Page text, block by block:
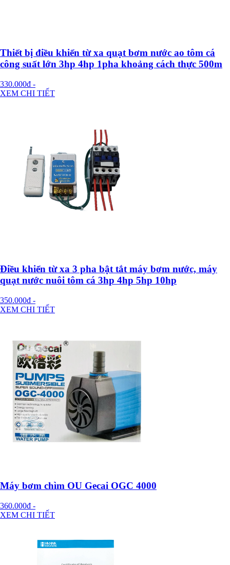
Thiết bị điều khiển từ xa quạt bơm nước ao tôm cá
công suất lớn 3hp 4hp 1pha khoảng cách thực 500m
330.000đ -
XEM CHI TIẾT
Điều khiển từ xa 3 pha bật tắt máy bơm nước, máy
quạt nước nuôi tôm cá 3hp 4hp 5hp 10hp
350.000đ -
XEM CHI TIẾT
Máy bơm chìm OU Gecai OGC 4000
360.000đ -
XEM CHI TIẾT